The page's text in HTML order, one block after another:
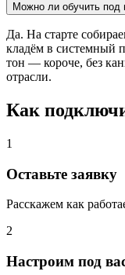
Можно ли обучить под
Да. На старте
кладём в системный
тон — короче, без
отрасли.
Как
1
Оставьте заявку
Расскажем как
2
Настроим под